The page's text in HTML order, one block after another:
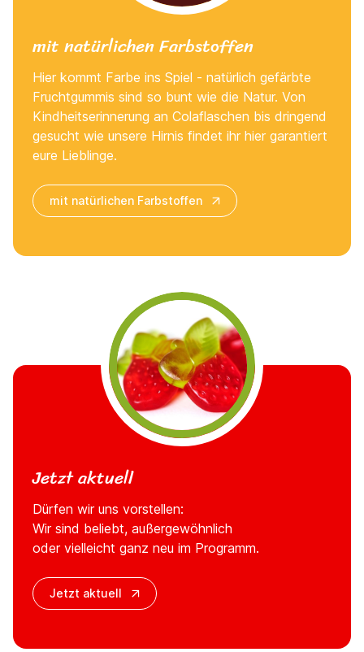
mit natürlichen Farbstoffen
Hier kommt Farbe ins Spiel - natürlich gefärbte
Fruchtgummis sind so bunt wie die Natur. Von
Kindheitserinnerung an Colaflaschen bis dringend
gesucht wie unsere Hirnis findet ihr hier garantiert
eure Lieblinge.
mit natürlichen Farbstoffen
Jetzt aktuell
Dürfen wir uns vorstellen:
Wir sind beliebt, außergewöhnlich
oder vielleicht ganz neu im Programm.
Jetzt aktuell